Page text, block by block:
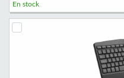
En stock